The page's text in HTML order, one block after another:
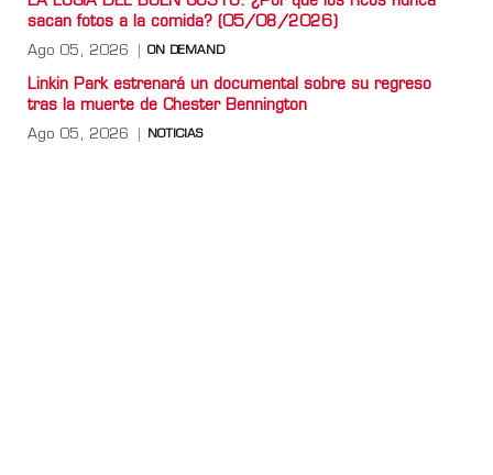
sacan fotos a la comida? (05/08/2026)
Ago 05, 2026 ON DEMAND
Linkin Park estrenará un documental sobre su regreso
tras la muerte de Chester Bennington
Ago 05, 2026 NOTICIAS